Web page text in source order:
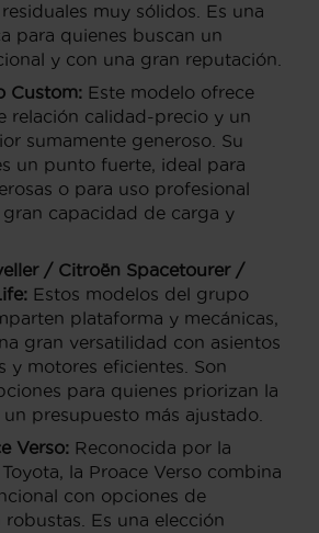
muy sólidos. Es una
para quienes buscan un
y con una gran reputación.
Custom: Este modelo ofrece
relación calidad-precio y un
sumamente generoso. Su
un punto fuerte, ideal para
o para uso profesional
capacidad de carga y
/ Citroën Spacetourer /
Estos modelos del grupo
plataforma y mecánicas,
gran versatilidad con asientos
y motores eficientes. Son
para quienes priorizan la
presupuesto más ajustado.
Verso: Reconocida por la
la Proace Verso combina
con opciones de
Es una elección